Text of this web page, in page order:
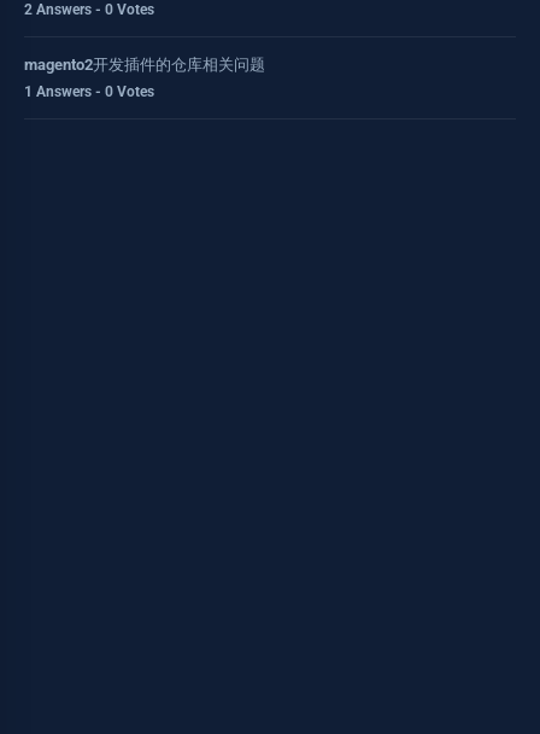
2 Answers - 0 Votes
magento2开发插件的仓库相关问题
1 Answers - 0 Votes